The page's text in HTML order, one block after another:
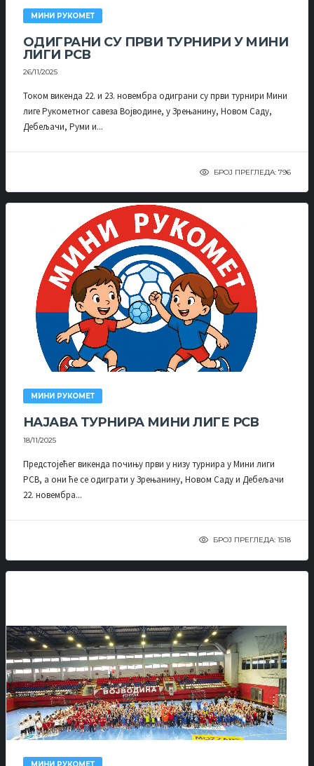
МИНИ РУКОМЕТ
ОДИГРАНИ СУ ПРВИ ТУРНИРИ У МИНИ
ЛИГИ РСВ
26/11/2025
Током викенда 22. и 23. новембра одиграни су први турнири Мини
лиге Рукометног савеза Војводине, у Зрењанину, Новом Саду,
Дебељачи, Руми и...
БРОЈ ПРЕГЛЕДА: 796
МИНИ РУКОМЕТ
НАЈАВА ТУРНИРА МИНИ ЛИГЕ РСВ
18/11/2025
Предстојећег викенда почињу први у низу турнира у Мини лиги
РСВ, а они ће се одиграти у Зрењанину, Новом Саду и Дебељачи
22. новембра...
БРОЈ ПРЕГЛЕДА: 1518